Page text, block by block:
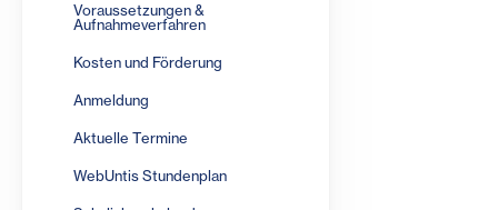
Voraussetzungen &
Aufnahmeverfahren
Kosten und Förderung
Anmeldung
Aktuelle Termine
WebUntis Stundenplan